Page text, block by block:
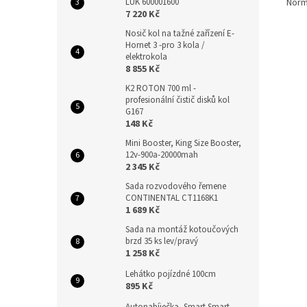
7 220 Kč
Nosič kol na tažné zařízení E-
Hornet 3 -pro 3 kola /
elektrokola
8 855 Kč
K2 ROTON 700 ml -
profesionální čistič disků kol
G167
148 Kč
Mini Booster, King Size Booster,
12v-900a-20000mah
2 345 Kč
Sada rozvodového řemene
CONTINENTAL CT1168K1
1 689 Kč
Sada na montáž kotoučových
brzd 35 ks lev/pravý
1 258 Kč
Lehátko pojízdné 100cm
895 Kč